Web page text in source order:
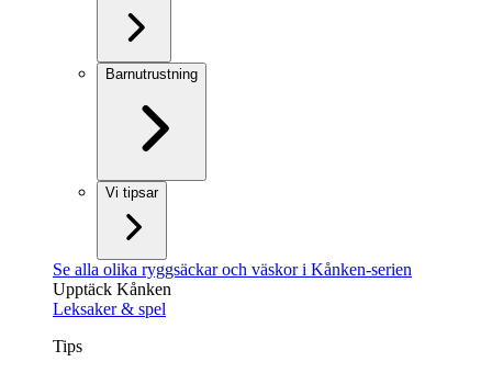
Barnutrustning
Vi tipsar
Se alla olika ryggsäckar och väskor i Kånken-serien
Upptäck Kånken
Leksaker & spel
Tips